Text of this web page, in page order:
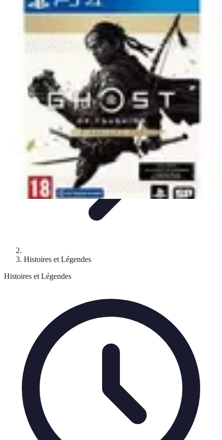
Citrouilles et Fantômes
Décorations HalloweenCuisine et SantéLégendes et
DIY & Décoration
Citrouilles et Fantômes
Histoires et Légendes
Histoires et Légendes